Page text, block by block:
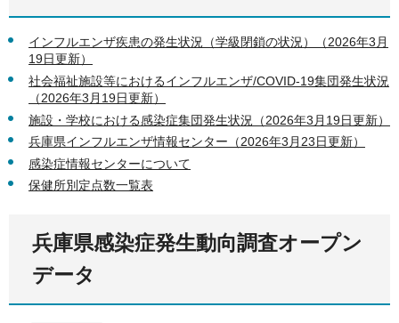
インフルエンザ疾患の発生状況（学級閉鎖の状況）（2026年3月
19日更新）
社会福祉施設等におけるインフルエンザ/COVID-19集団発生状況
（2026年3月19日更新）
施設・学校における感染症集団発生状況（2026年3月19日更新）
兵庫県インフルエンザ情報センター（2026年3月23日更新）
感染症情報センターについて
保健所別定点数一覧表
兵庫県感染症発生動向調査オープン
データ